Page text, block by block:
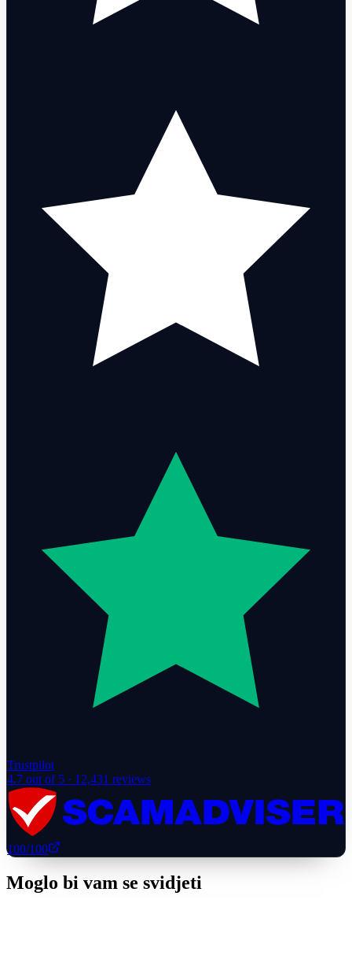
Trustpilot
4.7 out of 5 · 12,431 reviews
100/100
Moglo bi vam se svidjeti